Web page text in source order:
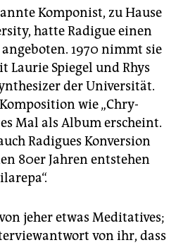
Komponist, zu Hause
hatte Radigue einen
1970 nimmt sie
Spiegel und Rhys
der Universität.
wie „Chry-
Mal als Album erscheint.
Radigues Konversion
80er Jahren entstehen
jeher etwas Meditatives;
von ihr, dass